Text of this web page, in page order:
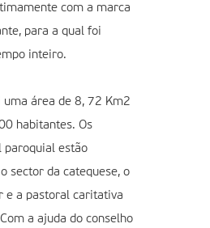
com a marca
para a qual foi
inteiro.
área de 8, 72 Km2
habitantes. Os
paroquial estão
sector da catequese, o
e a pastoral caritativa
a ajuda do conselho